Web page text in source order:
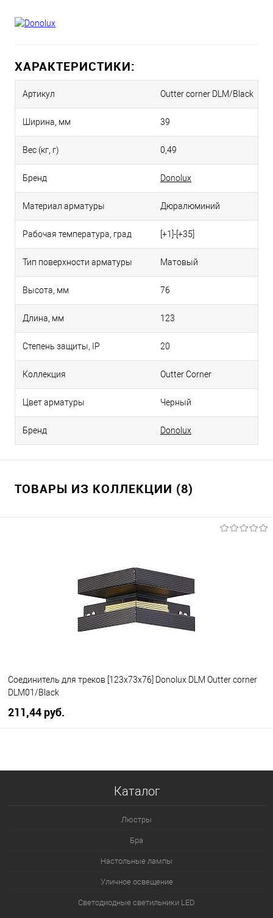
ХАРАКТЕРИСТИКИ:
Артикул Outter corner DLM/Black
Ширина, мм 39
Вес (кг, г) 0,49
Бренд Donolux
Материал арматуры Дюралюминий
Рабочая температура, град [+1]-[+35]
Тип поверхности арматуры Матовый
Высота, мм 76
Длина, мм 123
Степень защиты, IP 20
Коллекция Outter Corner
Цвет арматуры Черный
Бренд Donolux
ТОВАРЫ ИЗ КОЛЛЕКЦИИ (8)
Соединитель для треков [123x73x76] Donolux DLM Outter corner
DLM01/Black
211,44 pуб.
менеджера
Каталог
Люстры
Бра
Настольные лампы
Уличное освещение
Светодиодные светильники LED